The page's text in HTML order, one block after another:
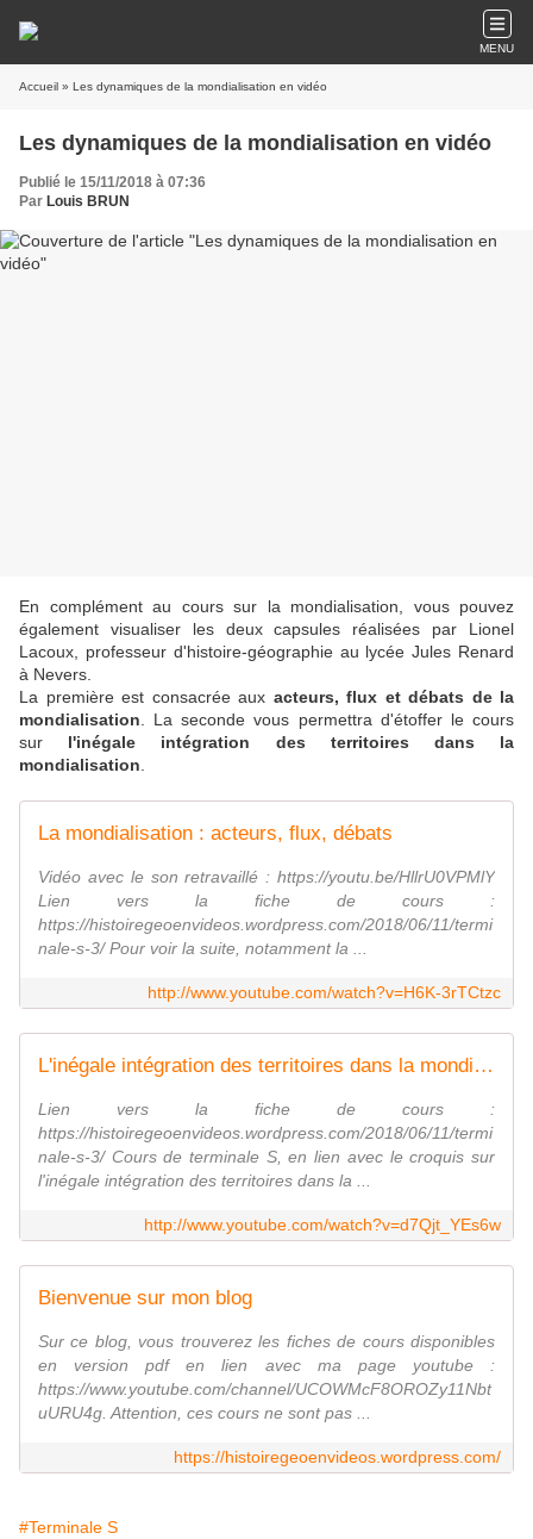
MENU
Accueil » Les dynamiques de la mondialisation en vidéo
Les dynamiques de la mondialisation en vidéo
Publié le 15/11/2018 à 07:36
Par Louis BRUN
En complément au cours sur la mondialisation, vous pouvez
également visualiser les deux capsules réalisées par Lionel
Lacoux, professeur d'histoire-géographie au lycée Jules Renard
à Nevers.
La première est consacrée aux acteurs, flux et débats de la
mondialisation . La seconde vous permettra d'étoffer le cours
sur l'inégale intégration des territoires dans la
mondialisation
La mondialisation : acteurs, flux, débats
Vidéo avec le son retravaillé : https://youtu.be/HllrU0VPMlY
Lien vers la fiche de cours :
https://histoiregeoenvideos.wordpress.com/2018/06/11/termi
nale-s-3/ Pour voir la suite, notamment la ...
http://www.youtube.com/watch?v=H6K-3rTCtzc
L'inégale intégration des territoires dans la mondialisation
Lien vers la fiche de cours :
https://histoiregeoenvideos.wordpress.com/2018/06/11/termi
nale-s-3/ Cours de terminale S, en lien avec le croquis sur
l'inégale intégration des territoires dans la ...
http://www.youtube.com/watch?v=d7Qjt_YEs6w
Bienvenue sur mon blog
Sur ce blog, vous trouverez les fiches de cours disponibles
en version pdf en lien avec ma page youtube :
https://www.youtube.com/channel/UCOWMcF8OROZy11Nbt
uURU4g. Attention, ces cours ne sont pas ...
https://histoiregeoenvideos.wordpress.com/
#Terminale S